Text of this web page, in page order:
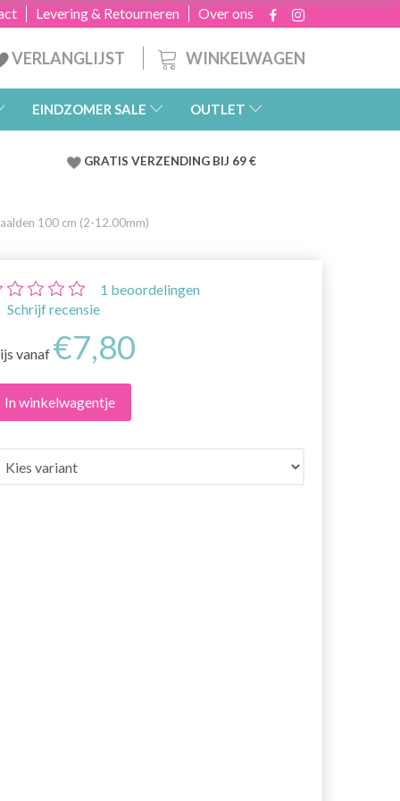
Over ons
Levering & Retourneren
WINKELWAGEN
VERLANGLIJST
EINDZOMER SALE OUTLET
GRATIS VERZENDING BIJ 69 €
100 cm (2-12.00mm)
1 beoordelingen
Schrijf recensie
vanaf €7,80
In winkelwagentje